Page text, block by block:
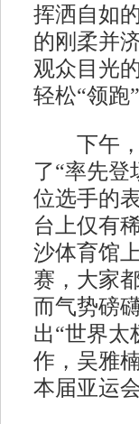
挥洒自如
的刚柔并
观众目光
轻松“领跑
下午，
了“率先登
位选手的
台上仅有
沙体育馆
赛，大家
而气势磅
出“世界太
作，吴雅
本届亚运